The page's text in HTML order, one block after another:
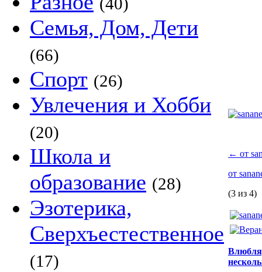
Семья, Дом, Дети
(66)
Спорт (26)
Увлечения и Хобби
(20)
Школа и
образование (28)
Эзотерика,
Сверхъестественное
(17)
← от
от
(3 из 4)